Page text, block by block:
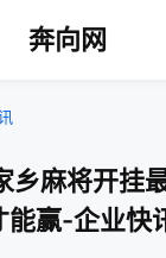
奔向网
乡麻将开挂
能赢-企业快